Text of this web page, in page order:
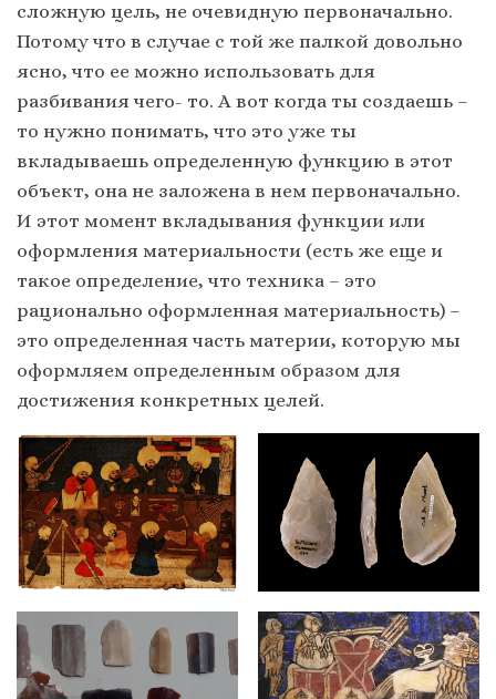
сложную цель, не очевидную первоначально.
Потому что в случае с той же палкой довольно
ясно, что ее можно использовать для
разбивания чего- то. А вот когда ты создаешь –
то нужно понимать, что это уже ты
вкладываешь определенную функцию в этот
объект, она не заложена в нем первоначально.
И этот момент вкладывания функции или
оформления материальности (есть же еще и
такое определение, что техника – это
рационально оформленная материальность) –
это определенная часть материи, которую мы
оформляем определенным образом для
достижения конкретных целей.